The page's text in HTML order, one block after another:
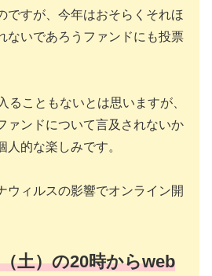
ですが、今年はおそらくそれほ
ないであろうファンドにも投票
ることもないとは思いますが、
ァンドについて言及されないか
的な楽しみです。
ウィルスの影響でオンライン開
土）の20時からweb